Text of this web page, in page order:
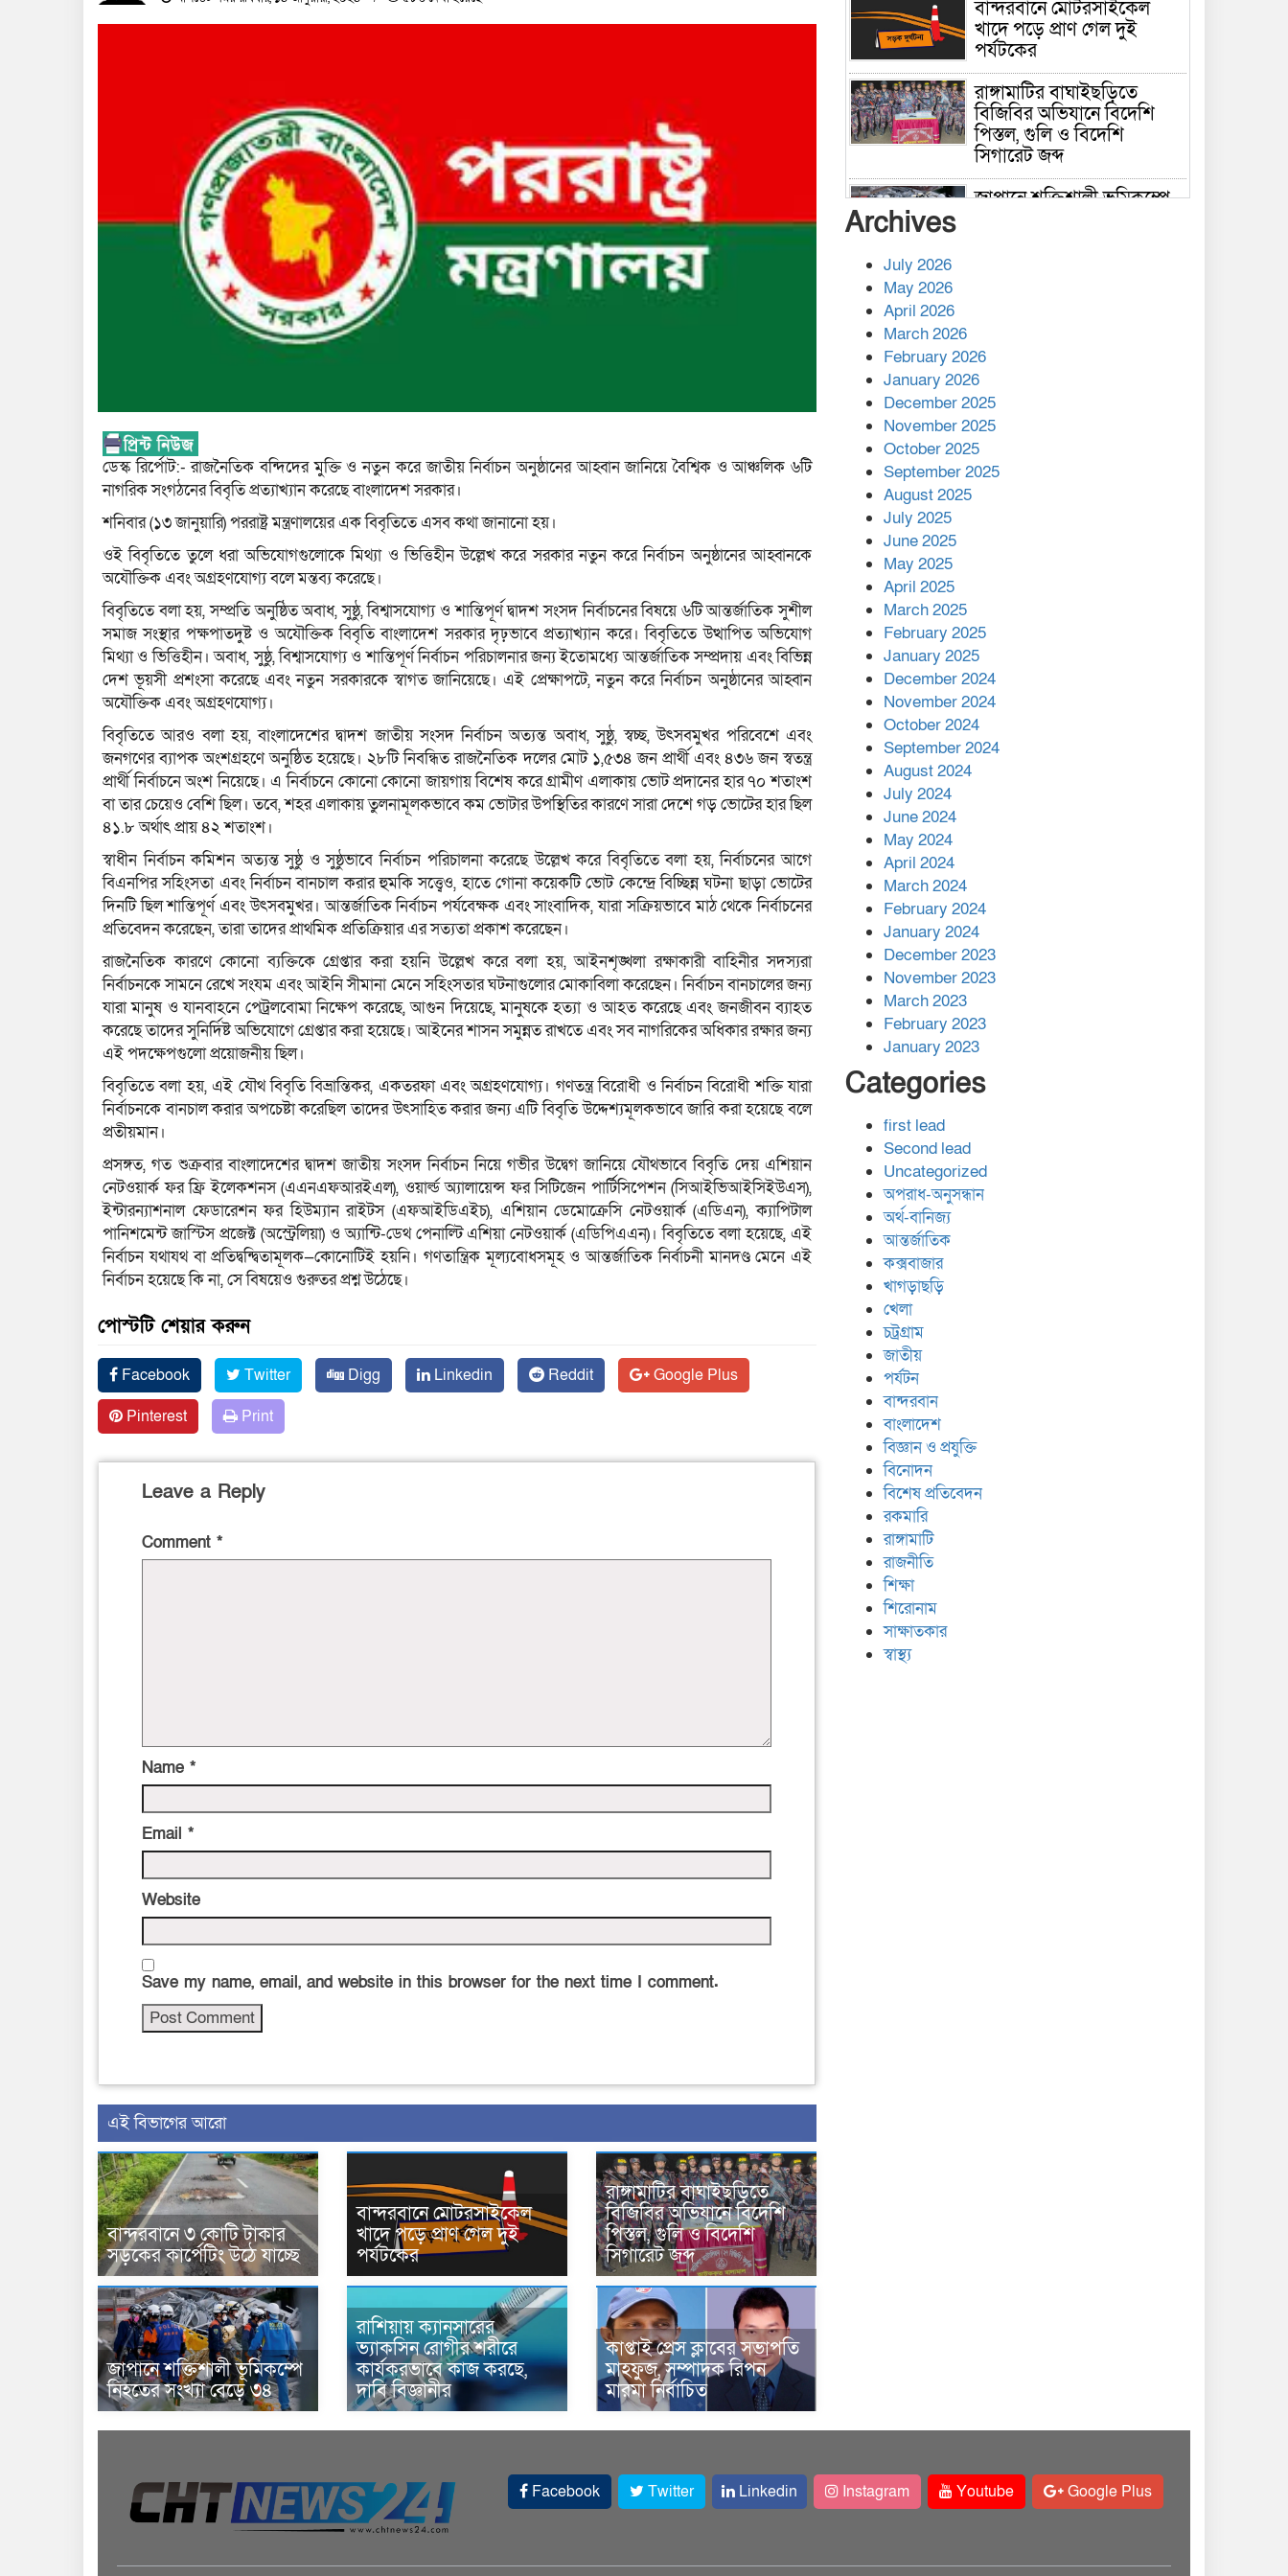
ডেস্ক রির্পোট:- রাজনৈতিক বন্দিদের মুক্তি ও নতুন করে জাতীয় নির্বাচন অনুষ্ঠানের আহ্বান জানিয়ে বৈশ্বিক ও আঞ্চলিক ৬টি
নাগরিক সংগঠনের বিবৃতি প্রত্যাখ্যান করেছে বাংলাদেশ সরকার।
শনিবার (১৩ জানুয়ারি) পররাষ্ট্র মন্ত্রণালয়ের এক বিবৃতিতে এসব কথা জানানো হয়।
ওই বিবৃতিতে তুলে ধরা অভিযোগগুলোকে মিথ্যা ও ভিত্তিহীন উল্লেখ করে সরকার নতুন করে নির্বাচন অনুষ্ঠানের আহ্বানকে
অযৌক্তিক এবং অগ্রহণযোগ্য বলে মন্তব্য করেছে।
বিবৃতিতে বলা হয়, সম্প্রতি অনুষ্ঠিত অবাধ, সুষ্ঠু, বিশ্বাসযোগ্য ও শান্তিপূর্ণ দ্বাদশ সংসদ নির্বাচনের বিষয়ে ৬টি আন্তর্জাতিক সুশীল
সমাজ সংস্থার পক্ষপাতদুষ্ট ও অযৌক্তিক বিবৃতি বাংলাদেশ সরকার দৃঢ়ভাবে প্রত্যাখ্যান করে। বিবৃতিতে উত্থাপিত অভিযোগ
মিথ্যা ও ভিত্তিহীন। অবাধ, সুষ্ঠু, বিশ্বাসযোগ্য ও শান্তিপূর্ণ নির্বাচন পরিচালনার জন্য ইতোমধ্যে আন্তর্জাতিক সম্প্রদায় এবং বিভিন্ন
দেশ ভূয়সী প্রশংসা করেছে এবং নতুন সরকারকে স্বাগত জানিয়েছে। এই প্রেক্ষাপটে, নতুন করে নির্বাচন অনুষ্ঠানের আহ্বান
অযৌক্তিক এবং অগ্রহণযোগ্য।
বিবৃতিতে আরও বলা হয়, বাংলাদেশের দ্বাদশ জাতীয় সংসদ নির্বাচন অত্যন্ত অবাধ, সুষ্ঠু, স্বচ্ছ, উৎসবমুখর পরিবেশে এবং
জনগণের ব্যাপক অংশগ্রহণে অনুষ্ঠিত হয়েছে। ২৮টি নিবন্ধিত রাজনৈতিক দলের মোট ১,৫৩৪ জন প্রার্থী এবং ৪৩৬ জন স্বতন্ত্র
প্রার্থী নির্বাচনে অংশ নিয়েছে। এ নির্বাচনে কোনো কোনো জায়গায় বিশেষ করে গ্রামীণ এলাকায় ভোট প্রদানের হার ৭০ শতাংশ
বা তার চেয়েও বেশি ছিল। তবে, শহর এলাকায় তুলনামূলকভাবে কম ভোটার উপস্থিতির কারণে সারা দেশে গড় ভোটের হার ছিল
৪১.৮ অর্থাৎ প্রায় ৪২ শতাংশ।
স্বাধীন নির্বাচন কমিশন অত্যন্ত সুষ্ঠু ও সুষ্ঠুভাবে নির্বাচন পরিচালনা করেছে উল্লেখ করে বিবৃতিতে বলা হয়, নির্বাচনের আগে
বিএনপির সহিংসতা এবং নির্বাচন বানচাল করার হুমকি সত্ত্বেও, হাতে গোনা কয়েকটি ভোট কেন্দ্রে বিচ্ছিন্ন ঘটনা ছাড়া ভোটের
দিনটি ছিল শান্তিপূর্ণ এবং উৎসবমুখর। আন্তর্জাতিক নির্বাচন পর্যবেক্ষক এবং সাংবাদিক, যারা সক্রিয়ভাবে মাঠ থেকে নির্বাচনের
প্রতিবেদন করেছেন, তারা তাদের প্রাথমিক প্রতিক্রিয়ার এর সত্যতা প্রকাশ করেছেন।
রাজনৈতিক কারণে কোনো ব্যক্তিকে গ্রেপ্তার করা হয়নি উল্লেখ করে বলা হয়, আইনশৃঙ্খলা রক্ষাকারী বাহিনীর সদস্যরা
নির্বাচনকে সামনে রেখে সংযম এবং আইনি সীমানা মেনে সহিংসতার ঘটনাগুলোর মোকাবিলা করেছেন। নির্বাচন বানচালের জন্য
যারা মানুষ ও যানবাহনে পেট্রলবোমা নিক্ষেপ করেছে, আগুন দিয়েছে, মানুষকে হত্যা ও আহত করেছে এবং জনজীবন ব্যাহত
করেছে তাদের সুনির্দিষ্ট অভিযোগে গ্রেপ্তার করা হয়েছে। আইনের শাসন সমুন্নত রাখতে এবং সব নাগরিকের অধিকার রক্ষার জন্য
এই পদক্ষেপগুলো প্রয়োজনীয় ছিল।
বিবৃতিতে বলা হয়, এই যৌথ বিবৃতি বিভ্রান্তিকর, একতরফা এবং অগ্রহণযোগ্য। গণতন্ত্র বিরোধী ও নির্বাচন বিরোধী শক্তি যারা
নির্বাচনকে বানচাল করার অপচেষ্টা করেছিল তাদের উৎসাহিত করার জন্য এটি বিবৃতি উদ্দেশ্যমূলকভাবে জারি করা হয়েছে বলে
প্রতীয়মান।
প্রসঙ্গত, গত শুক্রবার বাংলাদেশের দ্বাদশ জাতীয় সংসদ নির্বাচন নিয়ে গভীর উদ্বেগ জানিয়ে যৌথভাবে বিবৃতি দেয় এশিয়ান
নেটওয়ার্ক ফর ফ্রি ইলেকশনস (এএনএফআরইএল), ওয়ার্ল্ড অ্যালায়েন্স ফর সিটিজেন পার্টিসিপেশন (সিআইভিআইসিইউএস),
ইন্টারন্যাশনাল ফেডারেশন ফর হিউম্যান রাইটস (এফআইডিএইচ), এশিয়ান ডেমোক্রেসি নেটওয়ার্ক (এডিএন), ক্যাপিটাল
পানিশমেন্ট জাস্টিস প্রজেক্ট (অস্ট্রেলিয়া) ও অ্যান্টি-ডেথ পেনাল্টি এশিয়া নেটওয়ার্ক (এডিপিএএন)। বিবৃতিতে বলা হয়েছে, এই
নির্বাচন যথাযথ বা প্রতিদ্বন্দ্বিতামূলক—কোনোটিই হয়নি। গণতান্ত্রিক মূল্যবোধসমূহ ও আন্তর্জাতিক নির্বাচনী মানদণ্ড মেনে এই
নির্বাচন হয়েছে কি না, সে বিষয়েও গুরুতর প্রশ্ন উঠেছে।
পোস্টটি শেয়ার করুন
Facebook Twitter Digg Linkedin Reddit
Google Plus
Pinterest
Print
Leave a Reply
Comment *
Name *
Email *
Website
Save my name, email, and website in this browser for the next time I comment.
এই বিভাগের আরো
বান্দরবানে ৩ কোটি টাকার
সড়কের কার্পেটিং উঠে যাচ্ছে
বান্দরবানে মোটরসাইকেল
খাদে পড়ে প্রাণ গেল দুই
পর্যটকের
রাঙ্গামাটির বাঘাইছড়িতে
বিজিবির অভিযানে বিদেশি
পিস্তল, গুলি ও বিদেশি
সিগারেট জব্দ
জাপানে শক্তিশালী ভূমিকম্পে
নিহতের সংখ্যা বেড়ে ৩৪
রাশিয়ায় ক্যানসারের
ভ্যাকসিন রোগীর শরীরে
কার্যকরভাবে কাজ করছে,
দাবি বিজ্ঞানীর
কাপ্তাই প্রেস ক্লাবের সভাপতি
মাহফুজ, সম্পাদক রিপন
মারমা নির্বাচিত
বান্দরবানে মোটরসাইকেল
খাদে পড়ে প্রাণ গেল দুই
পর্যটকের
রাঙ্গামাটির বাঘাইছড়িতে
বিজিবির অভিযানে বিদেশি
পিস্তল, গুলি ও বিদেশি
সিগারেট জব্দ
জাপানে শক্তিশালী ভূমিকম্পে
কাপ্তাই প্রেস ক্লাবের সভাপতি
মাহফুজ, সম্পাদক রিপন মারমা
নির্বাচিত
মালয়েশিয়ার প্রধানমন্ত্রীকে চিঠি
দেয়ার পর ফোন তারেক
রহমানের,গ্যাস সঙ্কট
মোকাবিলায় সহায়তার আশ্বাস
এক বিলিয়ন ডলার বিনিয়োগ
হবে আনোয়ারায়
বান্দরবানে বন্যায় ক্ষতিগ্রস্তদের
মাঝে সহায়তা দিলেন সাচিং প্রু
জেরী
Archives
July 2026
May 2026
April 2026
March 2026
February 2026
January 2026
December 2025
November 2025
October 2025
September 2025
August 2025
July 2025
June 2025
May 2025
April 2025
March 2025
February 2025
January 2025
December 2024
November 2024
October 2024
September 2024
August 2024
July 2024
June 2024
May 2024
April 2024
March 2024
February 2024
January 2024
December 2023
November 2023
March 2023
February 2023
January 2023
Categories
first lead
Second lead
Uncategorized
অপরাধ-অনুসন্ধান
অর্থ-বানিজ্য
আন্তর্জাতিক
কক্সবাজার
খাগড়াছড়ি
খেলা
চট্রগ্রাম
জাতীয়
পর্যটন
বান্দরবান
বাংলাদেশ
বিজ্ঞান ও প্রযুক্তি
বিনোদন
বিশেষ প্রতিবেদন
রকমারি
রাঙ্গামাটি
রাজনীতি
শিক্ষা
শিরোনাম
সাক্ষাতকার
স্বাস্থ্য
Facebook Twitter Linkedin Instagram Youtube Google Plus